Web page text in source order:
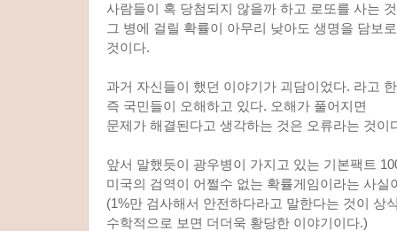
사람들이 혹 당첨되지 않을까 하고 로또를 사는
그 병에 걸릴 확률이 아무리 낮아도 생명을 담보
것이다.
과거 자신들이 했던 이야기가 괴담이었다. 라고
즉 국민들이 오해하고 있다. 오해가 풀어지면
문제가 해결된다고 생각하는 것은 오류라는 것이
앞서 말했듯이 광우병이 가지고 있는 기본팩트
미국의 검역이 어쩔수 없는 확률게임이라는 사실
(1%만 검사해서 안전하다라고 말한다는 것이 상
수학적으로 보면 더더욱 황당한 이야기이다.)